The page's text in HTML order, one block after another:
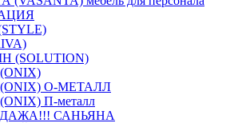
(SOLUTION)
O-МЕТАЛЛ
П-металл
САНЬЯНА